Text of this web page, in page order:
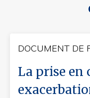
DOCUMENT DE
La prise en